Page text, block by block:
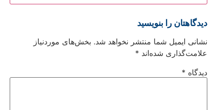
دیدگاهتان را بنویسید
نشانی ایمیل شما منتشر نخواهد شد. بخش‌های موردنیاز
علامت‌گذاری شده‌اند *
دیدگاه *